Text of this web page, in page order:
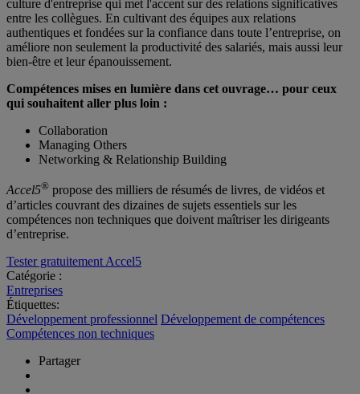
culture d'entreprise qui met l'accent sur des relations significatives
entre les collègues. En cultivant des équipes aux relations
authentiques et fondées sur la confiance dans toute l’entreprise, on
améliore non seulement la productivité des salariés, mais aussi leur
bien-être et leur épanouissement.
Compétences mises en lumière dans cet ouvrage… pour ceux
qui souhaitent aller plus loin :
Collaboration
Managing Others
Networking & Relationship Building
Accel5® propose des milliers de résumés de livres, de vidéos et
d’articles couvrant des dizaines de sujets essentiels sur les
compétences non techniques que doivent maîtriser les dirigeants
d’entreprise.
Tester gratuitement Accel5
Catégorie :
Entreprises
Étiquettes:
Développement professionnel Développement de compétences
Compétences non techniques
Partager